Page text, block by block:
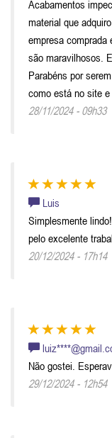
Acabamentos
material que
empresa
são maravilhosos.
Parabéns por
como está no site
28/11/2024 - 09h33
Luis
Simplesmente
pelo excelente
20/12/2024 - 17h14
Não gostei.
29/12/2024 - 12h54